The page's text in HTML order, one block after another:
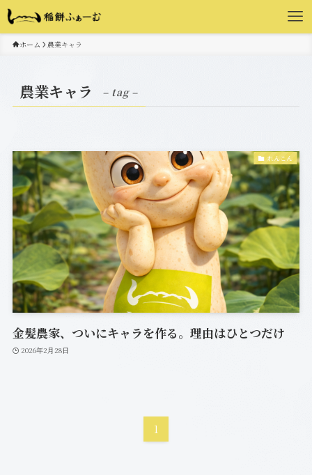
ホーム 農業キャラ
農業キャラ – tag –
れんこん
金髪農家、ついにキャラを作る。理由はひとつだけ
2026年2月28日
1